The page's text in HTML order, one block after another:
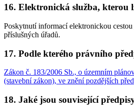
16. Elektronická služba, kterou
Poskytnutí informací elektronickou
příslušných úřadů.
17. Podle kterého právního
Zákon č. 183/2006 Sb., o územním
(stavební zákon), ve znění pozdějších
18. Jaké jsou související